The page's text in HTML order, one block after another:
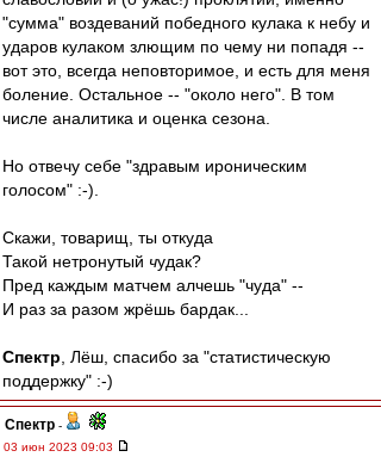
"сумма" воздеваний победного кулака к небу и
ударов кулаком злющим по чему ни попадя --
вот это, всегда неповторимое, и есть для меня
боление. Остальное -- "около него". В том
числе аналитика и оценка сезона.
Но отвечу себе "здравым ироническим
голосом" :-).
Скажи, товарищ, ты откуда
Такой нетронутый чудак?
Пред каждым матчем алчешь "чуда" --
И раз за разом жрёшь бардак...
Спектр , Лёш, спасибо за "статистическую
поддержку" :-)
Спектр -
03 июн 2023 09:03